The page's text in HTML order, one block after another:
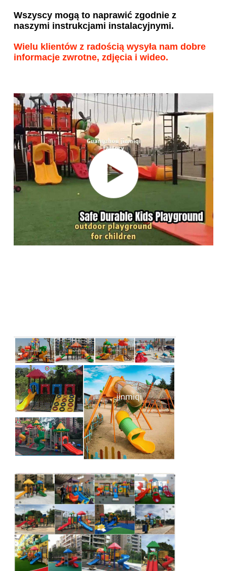
Wszyscy mogą to naprawić zgodnie z
naszymi instrukcjami instalacyjnymi.
Wielu klientów z radością wysyła nam dobre
informacje zwrotne, zdjęcia i wideo.